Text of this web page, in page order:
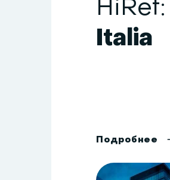
Italia
П одроб не е